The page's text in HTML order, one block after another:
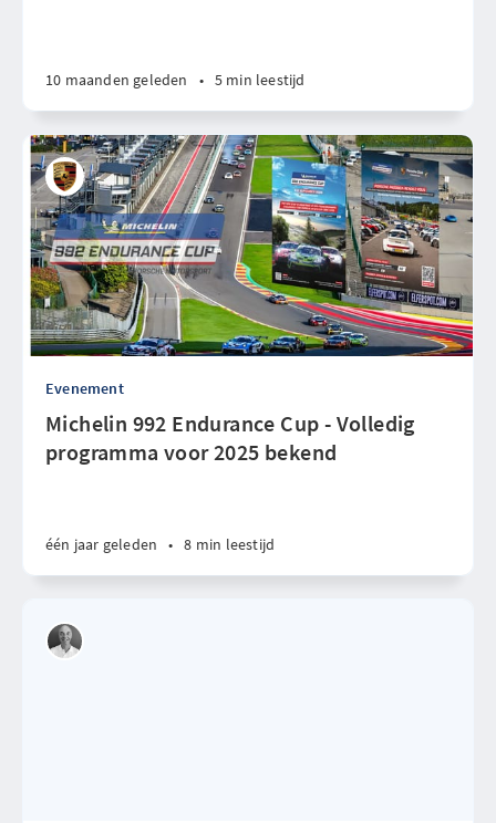
10 maanden geleden • 5 min leestijd
Evenement
Michelin 992 Endurance Cup - Volledig
programma voor 2025 bekend
één jaar geleden • 8 min leestijd